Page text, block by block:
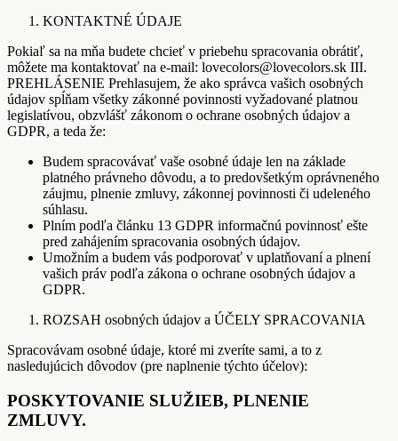
KONTAKTNÉ ÚDAJE
Pokiaľ sa na mňa budete chcieť v priebehu spracovania obrátiť,
môžete ma kontaktovať na e-mail: lovecolors@lovecolors.sk III.
PREHLÁSENIE Prehlasujem, že ako správca vašich osobných
údajov spĺňam všetky zákonné povinnosti vyžadované platnou
legislatívou, obzvlášť zákonom o ochrane osobných údajov a
GDPR, a teda že:
Budem spracovávať vaše osobné údaje len na základe
platného právneho dôvodu, a to predovšetkým oprávneného
záujmu, plnenie zmluvy, zákonnej povinnosti či udeleného
súhlasu.
Plním podľa článku 13 GDPR informačnú povinnosť ešte
pred zahájením spracovania osobných údajov.
Umožním a budem vás podporovať v uplatňovaní a plnení
vašich práv podľa zákona o ochrane osobných údajov a
GDPR.
ROZSAH osobných údajov a ÚČELY SPRACOVANIA
Spracovávam osobné údaje, ktoré mi zveríte sami, a to z
nasledujúcich dôvodov (pre naplnenie týchto účelov):
POSKYTOVANIE SLUŽIEB, PLNENIE
ZMLUVY.